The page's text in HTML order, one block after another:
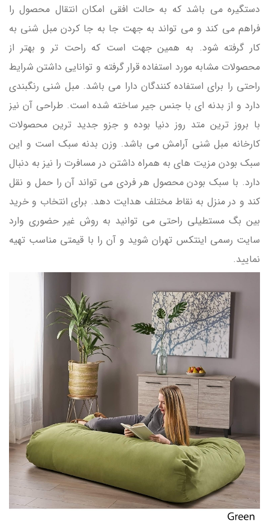
دستگیره می باشد که به حالت افقی امکان انتقال محصول را
فراهم می کند و می تواند به جهت جا به جا کردن مبل شنی به
کار گرفته شود. به همین جهت است که راحت تر و بهتر از
محصولات مشابه مورد استفاده قرار گرفته و توانایی داشتن شرایط
راحتی را برای استفاده کنندگان دارا می باشد. مبل شنی رنگبندی
دارد و از بدنه ای با جنس جیر ساخته شده است. طراحی آن نیز
با بروز ترین متد روز دنیا بوده و جزو جدید ترین محصولات
کارخانه مبل شنی آرامش می باشد. وزن بدنه سبک است و این
سبک بودن مزیت های به همراه داشتن در مسافرت را نیز به دنبال
دارد. با سبک بودن محصول هر فردی می تواند آن را حمل و نقل
کند و در منزل به نقاط مختلف هدایت دهد. برای انتخاب و خرید
بین بگ مستطیلی راحتی می توانید به روش غیر حضوری وارد
سایت رسمی اینتکس تهران شوید و آن را با قیمتی مناسب تهیه
نمایید.